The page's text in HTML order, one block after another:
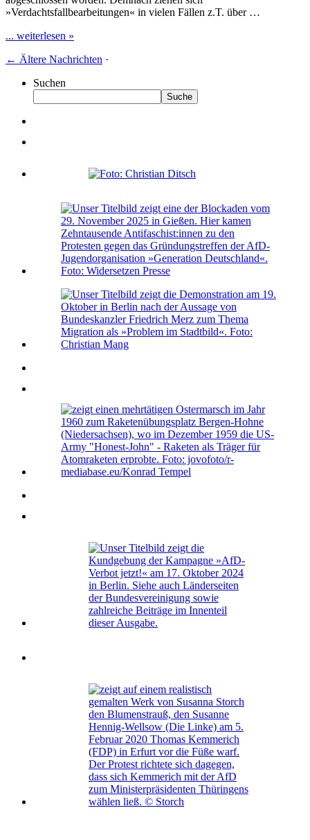
»Verdachtsfallbearbeitungen« in vielen Fällen z.T. über …
... weiterlesen »
← Ältere Nachrichten ·
Suchen
Suche